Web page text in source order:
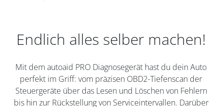
Endlich alles selber machen!
Mit dem autoaid PRO Diagnosegerät hast du dein Auto
perfekt im Griff: vom präzisen OBD2-Tiefenscan der
Steuergeräte über das Lesen und Löschen von Fehlern
bis hin zur Rückstellung von Serviceintervallen. Darüber